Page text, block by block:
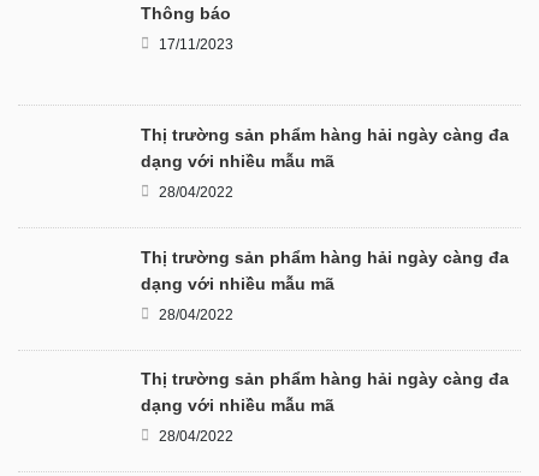
Thông báo
17/11/2023
Thị trường sản phẩm hàng hải ngày càng đa
dạng với nhiều mẫu mã
28/04/2022
Thị trường sản phẩm hàng hải ngày càng đa
dạng với nhiều mẫu mã
28/04/2022
Thị trường sản phẩm hàng hải ngày càng đa
dạng với nhiều mẫu mã
28/04/2022